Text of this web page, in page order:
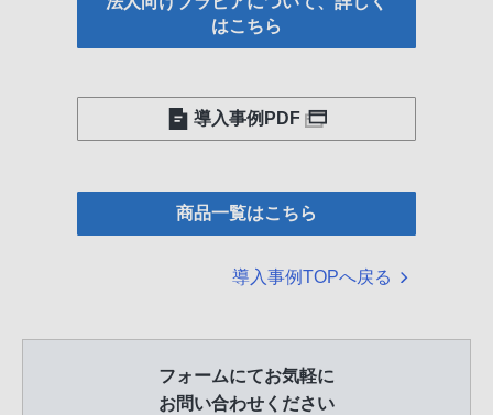
はこちら
導入事例PDF
商品一覧はこちら
導入事例TOPへ戻る
フォームにてお気軽に
お問い合わせください